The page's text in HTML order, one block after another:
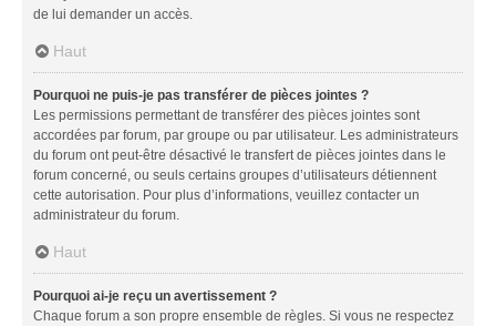
de lui demander un accès.
Haut
Pourquoi ne puis-je pas transférer de pièces jointes ?
Les permissions permettant de transférer des pièces jointes sont
accordées par forum, par groupe ou par utilisateur. Les administrateurs
du forum ont peut-être désactivé le transfert de pièces jointes dans le
forum concerné, ou seuls certains groupes d’utilisateurs détiennent
cette autorisation. Pour plus d’informations, veuillez contacter un
administrateur du forum.
Haut
Pourquoi ai-je reçu un avertissement ?
Chaque forum a son propre ensemble de règles. Si vous ne respectez